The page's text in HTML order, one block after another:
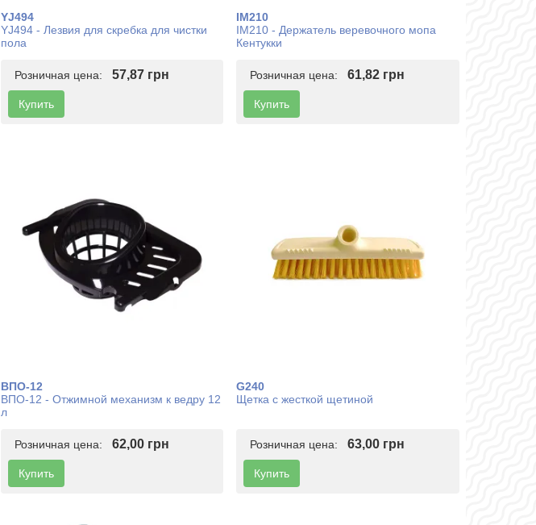
YJ494
YJ494 - Лезвия для скребка для чистки
пола
Розничная цена: 57,87 грн
Купить
IM210
IM210 - Держатель веревочного мопа
Кентукки
Розничная цена:61,82 грн
Купить
ВПО-12
ВПО-12 - Отжимной механизм к ведру 12
л
Розничная цена: 62,00 грн
Купить
G240
Щетка с жесткой щетиной
Розничная цена:63,00 грн
Купить